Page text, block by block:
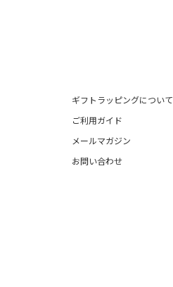
ギフトラッピングについて
ご利用ガイド
メールマガジン
お問い合わせ